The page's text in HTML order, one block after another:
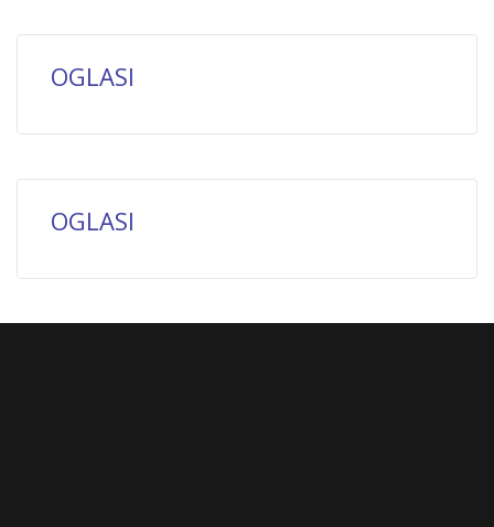
OGLASI
OGLASI